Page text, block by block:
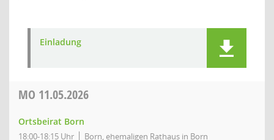
Einladung
MO 11.05.2026
Ortsbeirat Born
18:00-18:15 Uhr Born, ehemaligen Rathaus in Born